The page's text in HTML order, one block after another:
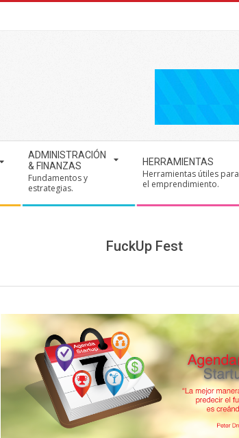
ADMINISTRACIÓN
& FINANZAS
Fundamentos y
estrategias.
HERRAMIENTAS
Herramientas útiles para
el emprendimiento.
FuckUp Fest